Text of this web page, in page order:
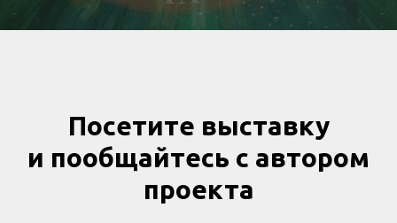
Посетите выставку
и пообщайтесь с автором
проекта